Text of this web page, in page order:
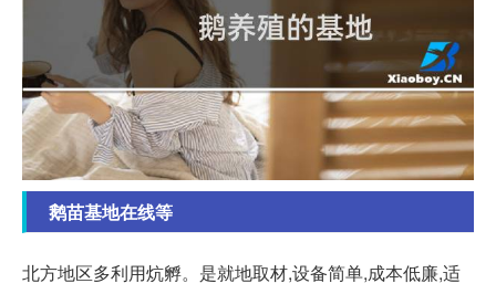
鹅苗基地在线等
北方地区多利用炕孵。是就地取材,设备简单,成本低廉,适